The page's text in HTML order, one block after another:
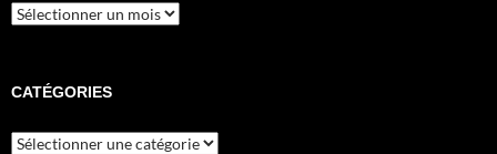
Archives
CATÉGORIES
Catégories